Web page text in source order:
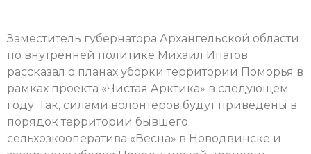
Заместитель губернатора Архангельской области
по внутренней политике Михаил Ипатов
рассказал о планах уборки территории Поморья в
рамках проекта «Чистая Арктика» в следующем
году. Так, силами волонтеров будут приведены в
порядок территории бывшего
сельхозкооператива «Весна» в Новодвинске и